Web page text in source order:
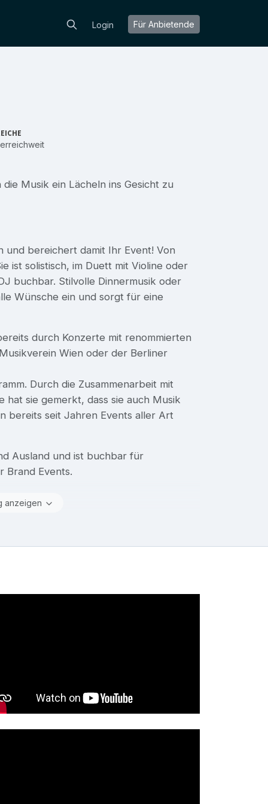
Login Für Anbietende
Musik ein Lächeln ins Gesicht zu
und bereichert damit Ihr Event! Von
ist solistisch, im Duett mit Violine oder
buchbar. Stilvolle Dinnermusik oder
Wünsche ein und sorgt für eine
durch Konzerte mit renommierten
Wien oder der Berliner
Durch die Zusammenarbeit mit
hat sie gemerkt, dass sie auch Musik
bereits seit Jahren Events aller Art
Ausland und ist buchbar für
Brand Events.
anzeigen